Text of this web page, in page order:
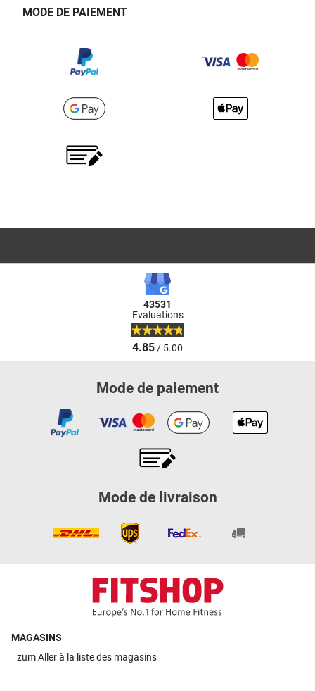
MODE DE PAIEMENT
43531
Evaluations
4.85/ 5.00
Mode de paiement
Mode de livraison
MAGASINS
zumAller à la liste des magasins